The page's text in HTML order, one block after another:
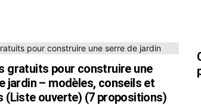
gratuits pour construire une
jardin – modèles, conseils et
(Liste ouverte) (7 propositions)